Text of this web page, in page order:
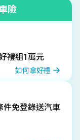
險
禮組1萬元
如何拿好禮
件免登錄送汽車